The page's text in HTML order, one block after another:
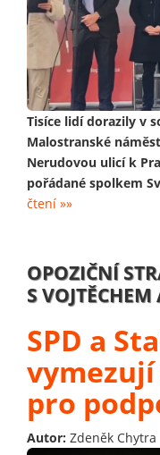
Tisíce lidí dorazily v
Malostranské
Nerudovou ulicí k
pořádané spolkem
čtení »»
OPOZIČNÍ
S
SPD a
pro
Autor: Zdeněk Chytra